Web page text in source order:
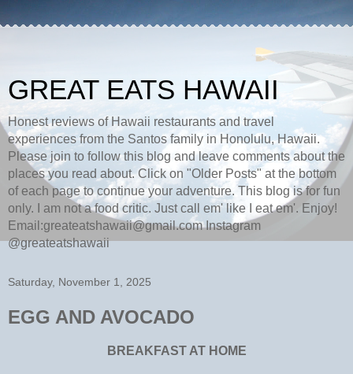
GREAT EATS HAWAII
Honest reviews of Hawaii restaurants and travel
experiences from the Santos family in Honolulu, Hawaii.
Please join to follow this blog and leave comments about the
places you read about. Click on "Older Posts" at the bottom
of each page to continue your adventure. This blog is for fun
only. I am not a food critic. Just call em' like I eat em'. Enjoy!
Email:greateatshawaii@gmail.com Instagram
@greateatshawaii
Saturday, November 1, 2025
EGG AND AVOCADO
BREAKFAST AT HOME